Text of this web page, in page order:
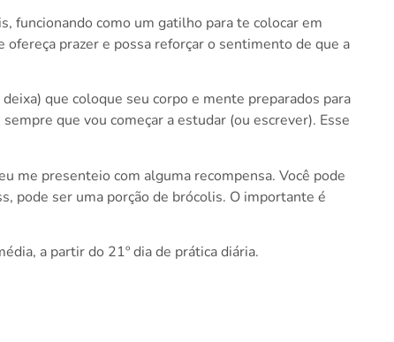
funcionando como um gatilho para te colocar em
prazer e possa reforçar o sentimento de que a
que coloque seu corpo e mente preparados para
que vou começar a estudar (ou escrever). Esse
me presenteio com alguma recompensa. Você pode
pode ser uma porção de brócolis. O importante é
a partir do 21º dia de prática diária.